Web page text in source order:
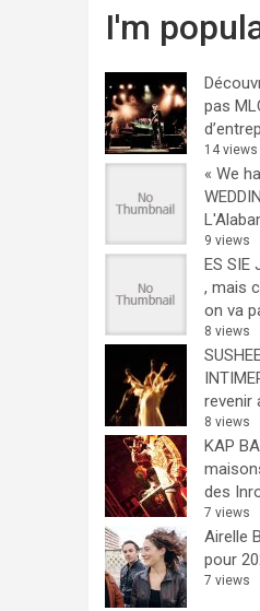
I'm
pas
14 views
« We
9 views
ES SIE
, mais
on va
8 views
revenir
8 views
KAP
des
7 views
Airelle
pour
7 views